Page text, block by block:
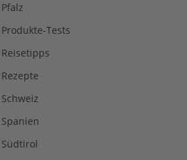
Pfalz
Produkte-Tests
Reisetipps
Rezepte
Schweiz
Spanien
Südtirol